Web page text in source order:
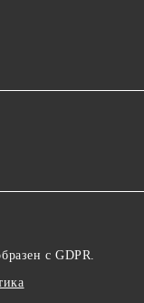
с GDPR.